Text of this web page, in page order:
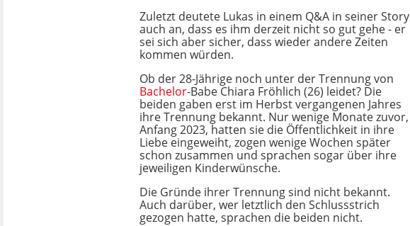
Zuletzt deutete Lukas in einem Q&A in seiner Story
auch an, dass es ihm derzeit nicht so gut gehe - er
sei sich aber sicher, dass wieder andere Zeiten
kommen würden.
Ob der 28-Jährige noch unter der Trennung von
Bachelor-Babe Chiara Fröhlich (26) leidet? Die
beiden gaben erst im Herbst vergangenen Jahres
ihre Trennung bekannt. Nur wenige Monate zuvor,
Anfang 2023, hatten sie die Öffentlichkeit in ihre
Liebe eingeweiht, zogen wenige Wochen später
schon zusammen und sprachen sogar über ihre
jeweiligen Kinderwünsche.
Die Gründe ihrer Trennung sind nicht bekannt.
Auch darüber, wer letztlich den Schlussstrich
gezogen hatte, sprachen die beiden nicht.